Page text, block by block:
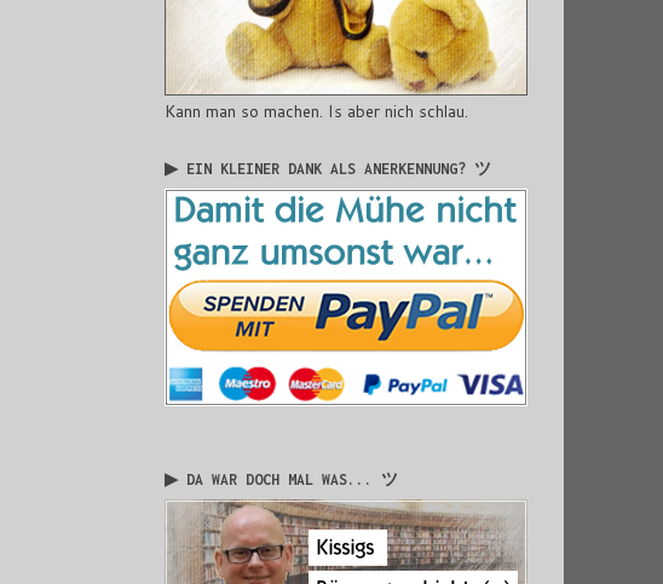
Kann man so machen. Is aber nich schlau.
▶ EIN KLEINER DANK ALS ANERKENNUNG? ツ
▶ DA WAR DOCH MAL WAS... ツ